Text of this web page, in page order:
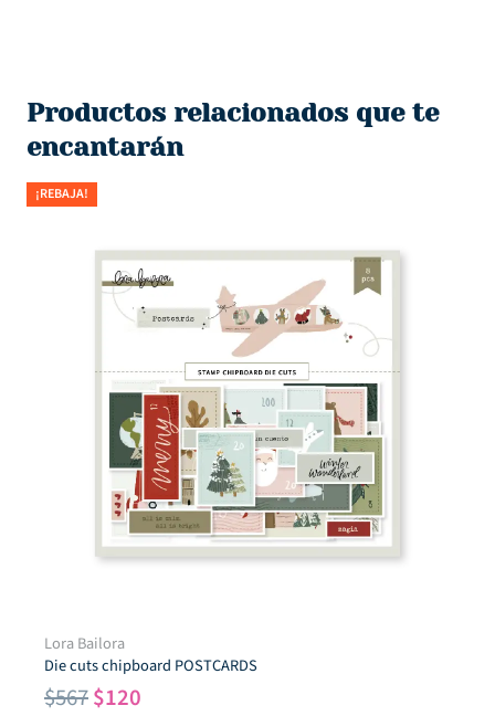
Productos relacionados que te
encantarán
¡REBAJA!
Lora Bailora
Die cuts chipboard POSTCARDS
$567El
$120